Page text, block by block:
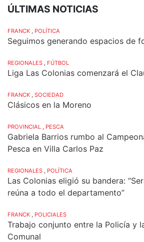
ÚLTIMAS NOTICIAS
FRANCK POLÍTICA
Seguimos generando espacios de
REGIONALES FÚTBOL
Liga Las Colonias comenzará el
FRANCK SOCIEDAD
Clásicos en la Moreno
PROVINCIAL PESCA
Gabriela Barrios rumbo al
Pesca en Villa Carlos Paz
REGIONALES POLÍTICA
Las Colonias eligió su bandera:
reúna a todo el departamento”
FRANCK POLICIALES
Trabajo conjunto entre la Policía y
Comunal